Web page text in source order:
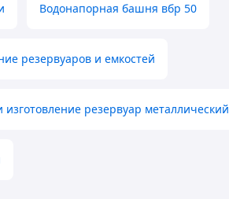
Водонапорная башня вбр 50
резервуаров и емкостей
изготовление резервуар металлический